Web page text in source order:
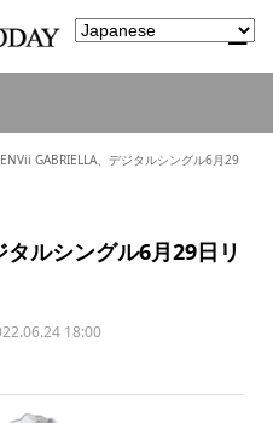
ENVii GABRIELLA、デジタルシングル6月29
ルシングル6月29日リ
18:00